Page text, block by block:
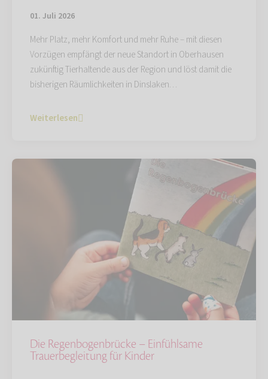
01. Juli 2026
Mehr Platz, mehr Komfort und mehr Ruhe – mit diesen
Vorzügen empfängt der neue Standort in Oberhausen
zukünftig Tierhaltende aus der Region und löst damit die
bisherigen Räumlichkeiten in Dinslaken…
Weiterlesen
Die Regenbogenbrücke – Einfühlsame
Trauerbegleitung für Kinder